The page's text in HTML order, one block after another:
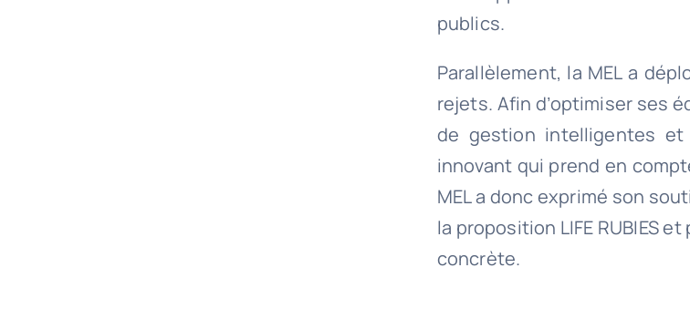
publics.
Parallèlement, la MEL a
rejets. Afin d’optimiser ses
de gestion intelligentes et
innovant qui prend en
MEL a donc exprimé son
la proposition LIFE RUBIES
concrète.